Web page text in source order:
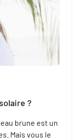
?
brune est un
Mais vous le